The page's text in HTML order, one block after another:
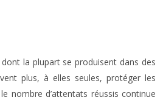
la plupart se produisent dans des
plus, à elles seules, protéger les
nombre d’attentats réussis continue